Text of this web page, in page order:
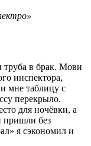
в брак. Мови
инспектора,
мне таблицу с
перекрыло.
для ночёвки, а
пришли без
я сэкономил и